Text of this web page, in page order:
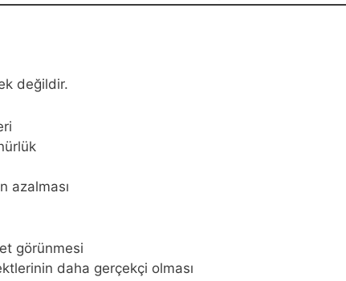
değildir.
azalması
görünmesi
daha gerçekçi olması